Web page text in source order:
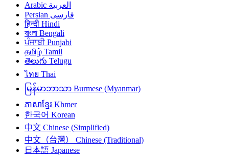
العربية Arabic
فارسی Persian
हिन्दी Hindi
বাংলা Bengali
ਪੰਜਾਬੀ Punjabi
தமிழ் Tamil
తెలుగు Telugu
ไทย Thai
မြန်မာဘာသာ Burmese (Myanmar)
ភាសាខ្មែរ Khmer
한국어 Korean
中文 Chinese (Simplified)
中文（台灣）
Chinese (Traditional)
日本語 Japanese